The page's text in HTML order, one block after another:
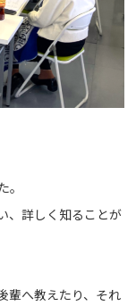
、詳しく知ることが
輩へ教えたり、それ